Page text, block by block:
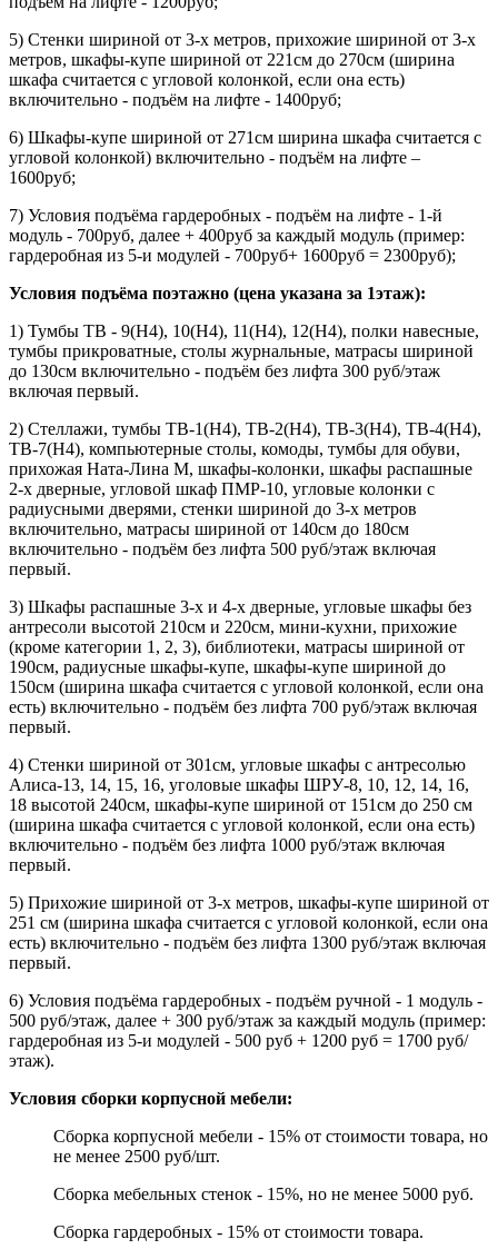
5) Стенки шириной от 3-х метров, прихожие шириной от 3-х
метров, шкафы-купе шириной от 221см до 270см (ширина
шкафа считается с угловой колонкой, если она есть)
включительно - подъём на лифте - 1400руб;
6) Шкафы-купе шириной от 271см ширина шкафа считается с
угловой колонкой) включительно - подъём на лифте –
1600руб;
7) Условия подъёма гардеробных - подъём на лифте - 1-й
модуль - 700руб, далее + 400руб за каждый модуль (пример:
гардеробная из 5-и модулей - 700руб+ 1600руб = 2300руб);
Условия подъёма поэтажно (цена указана за 1этаж):
1) Тумбы ТВ - 9(Н4), 10(Н4), 11(Н4), 12(Н4), полки навесные,
тумбы прикроватные, столы журнальные, матрасы шириной
до 130см включительно - подъём без лифта 300 руб/этаж
включая первый.
2) Стеллажи, тумбы ТВ-1(Н4), ТВ-2(Н4), ТВ-3(Н4), ТВ-4(Н4),
ТВ-7(Н4), компьютерные столы, комоды, тумбы для обуви,
прихожая Ната-Лина М, шкафы-колонки, шкафы распашные
2-х дверные, угловой шкаф ПМР-10, угловые колонки с
радиусными дверями, стенки шириной до 3-х метров
включительно, матрасы шириной от 140см до 180см
включительно - подъём без лифта 500 руб/этаж включая
первый.
3) Шкафы распашные 3-х и 4-х дверные, угловые шкафы без
антресоли высотой 210см и 220см, мини-кухни, прихожие
(кроме категории 1, 2, 3), библиотеки, матрасы шириной от
190см, радиусные шкафы-купе, шкафы-купе шириной до
150см (ширина шкафа считается с угловой колонкой, если она
есть) включительно - подъём без лифта 700 руб/этаж включая
первый.
4) Стенки шириной от 301см, угловые шкафы с антресолью
Алиса-13, 14, 15, 16, уголовые шкафы ШРУ-8, 10, 12, 14, 16,
18 высотой 240см, шкафы-купе шириной от 151см до 250 см
(ширина шкафа считается с угловой колонкой, если она есть)
включительно - подъём без лифта 1000 руб/этаж включая
первый.
5) Прихожие шириной от 3-х метров, шкафы-купе шириной от
251 см (ширина шкафа считается с угловой колонкой, если она
есть) включительно - подъём без лифта 1300 руб/этаж включая
первый.
6) Условия подъёма гардеробных - подъём ручной - 1 модуль -
500 руб/этаж, далее + 300 руб/этаж за каждый модуль (пример:
гардеробная из 5-и модулей - 500 руб + 1200 руб = 1700 руб/
этаж).
Условия сборки корпусной мебели:
Сборка корпусной мебели - 15% от стоимости товара, но
не менее 2500 руб/шт.
Сборка мебельных стенок - 15%, но не менее 5000 руб.
Сборка гардеробных - 15% от стоимости товара.